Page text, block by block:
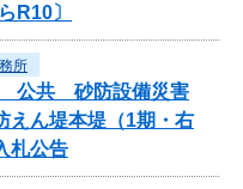
R10〕
所
公共 砂防設備災害
えん堤本堤（1期・右
札公告